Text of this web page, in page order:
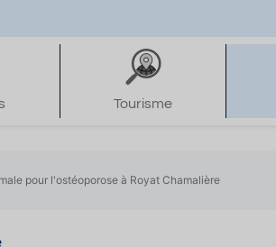
Tourisme
pour l'ostéoporose à Royat Chamalière